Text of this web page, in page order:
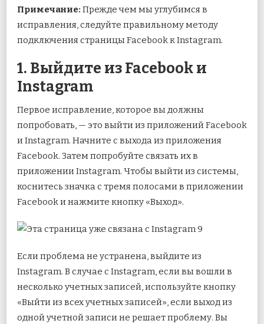
Примечание: Прежде чем мы углубимся в
исправления, следуйте правильному методу
подключения страницы Facebook к Instagram.
1. Выйдите из Facebook и
Instagram
Первое исправление, которое вы должны
попробовать, — это выйти из приложений Facebook
и Instagram. Начните с выхода из приложения
Facebook. Затем попробуйте связать их в
приложении Instagram. Чтобы выйти из системы,
коснитесь значка с тремя полосами в приложении
Facebook и нажмите кнопку «Выход».
Если проблема не устранена, выйдите из
Instagram. В случае с Instagram, если вы вошли в
несколько учетных записей, используйте кнопку
«Выйти из всех учетных записей», если выход из
одной учетной записи не решает проблему. Вы